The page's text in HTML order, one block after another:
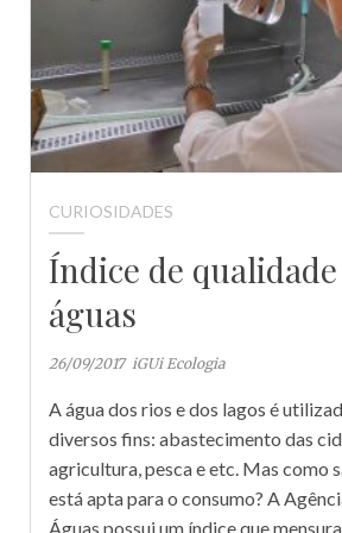
CURIOSIDADES
Índice de
águas
26/09/2017 iGUi Ecologia
A água dos rios e dos lagos é
diversos fins: abastecimento das
agricultura, pesca e etc. Mas como
está apta para o consumo? A
Águas possui um índice que